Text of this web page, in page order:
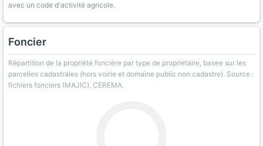
avec un code d'activité agricole.
Foncier
Répartition de la propriété foncière par type de proprietaire, basee sur les
parcelles cadastrales (hors voirie et domaine public non cadastre). Source :
fichiers fonciers (MAJIC), CEREMA.